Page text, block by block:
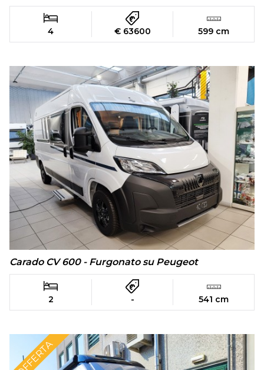
4 € 63600 599 cm
Carado CV 600 - Furgonato su Peugeot
2 - 541 cm
OFFERTA